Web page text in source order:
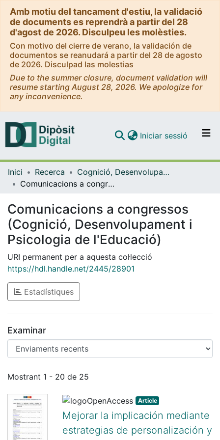
Amb motiu del tancament d'estiu, la validació
de documents es reprendrà a partir del 28
d'agost de 2026. Disculpeu les molèsties.
Con motivo del cierre de verano, la validación de
documentos se reanudará a partir del 28 de agosto
de 2026. Disculpad las molestias
Due to the summer closure, document validation will
resume starting August 28, 2026. We apologize for
any inconvenience.
Navega per tot el DD
Com publicar
Contacte
Iniciar sessió (current)
Inici Recerca
Cognició, Desenvolupament i Psicologia de l'Educació
Comunicacions a congressos (Cognició, Desenvolupament i Psicologia de l'Educació)
Comunicacions a congressos
(Cognició, Desenvolupament i
Psicologia de l'Educació)
URI permanent per a aquesta col·lecció
https://hdl.handle.net/2445/28901
Estadístiques
Examinar
Enviaments recents
Mostrant 1 - 20 de 25
Article
Mejorar la implicación mediante
estrategias de personalización y